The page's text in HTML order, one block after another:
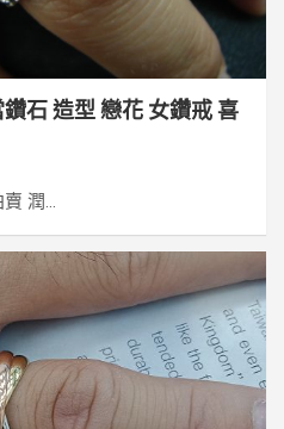
石 造型 戀花 女鑽戒 喜
潤...